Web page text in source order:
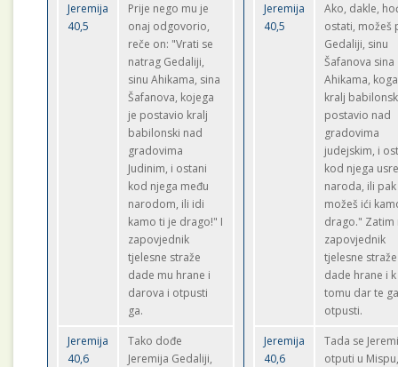
Jeremija
40,5
Prije nego mu je
onaj odgovorio,
reče on: "Vrati se
natrag Gedaliji,
sinu Ahikama, sina
Šafanova, kojega
je postavio kralj
babilonski nad
gradovima
Judinim, i ostani
kod njega među
narodom, ili idi
kamo ti je drago!" I
zapovjednik
tjelesne straže
dade mu hrane i
darova i otpusti
ga.
Jeremija
40,6
Tako dođe
Jeremija Gedaliji,
Jeremija
40,5
Ako, dakle,
ostati, možeš
Gedaliji, sinu
Šafanova sina
Ahikama,
kralj
postavio nad
gradovima
judejskim, i
kod njega
naroda, ili pak
možeš ići
drago." Zatim
zapovjednik
tjelesne straže
dade hrane i k
tomu dar te
otpusti.
Jeremija
40,6
Tada se
otputi u